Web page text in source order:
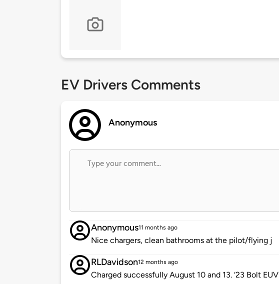
EV Drivers Comments
Anonymous
Anonymous11 months ago
Nice chargers, clean bathrooms at the pilot/flying j
RLDavidson12 months ago
Charged successfully August 10 and 13. ‘23 Bolt EUV